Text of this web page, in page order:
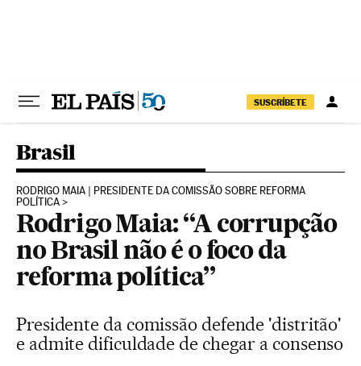
SUSCRÍBETE
Brasil
RODRIGO MAIA | PRESIDENTE DA COMISSÃO SOBRE REFORMA
POLÍTICA
Rodrigo Maia: “A corrupção
no Brasil não é o foco da
reforma política”
Presidente da comissão defende 'distritão'
e admite dificuldade de chegar a consenso